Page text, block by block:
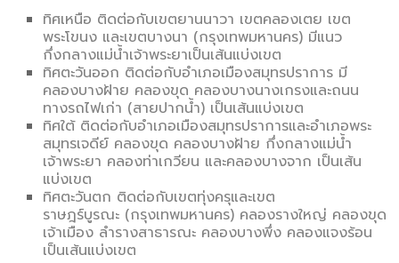
ทิศเหนือ ติดต่อกับเขตยานนาวา เขตคลองเตย เขต
พระโขนง และเขตบางนา (กรุงเทพมหานคร) มีแนว
กึ่งกลางแม่น้ำเจ้าพระยาเป็นเส้นแบ่งเขต
ทิศตะวันออก ติดต่อกับอำเภอเมืองสมุทรปราการ มี​
คลองบางฝ้าย​ คลองขุด​ คลองบางนางเกรง​และ​ถนน
ทางรถไฟเก่า (สายปากน้ำ) เป็นเส้นแบ่งเขต
ทิศใต้ ติดต่อกับอำเภอเมืองสมุทรปราการและอำเภอพระ
สมุทรเจดีย์ คลองขุด คลองบางฝ้าย กึ่งกลางแม่น้ำ
เจ้าพระยา คลองท่าเกวียน และคลองบางจาก เป็นเส้น
แบ่งเขต
ทิศตะวันตก ติดต่อกับเขตทุ่งครุและเขต
ราษฎร์บูรณะ (กรุงเทพมหานคร) คลองรางใหญ่ คลองขุด
เจ้าเมือง ลำรางสาธารณะ คลองบางพึ่ง คลองแจงร้อน
เป็นเส้นแบ่งเขต